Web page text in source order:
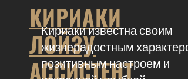
КИРИАКИ
ЛОЙЗУ
АССИСТЕНТ
Кириаки известна своим
жизнерадостным
позитивным настроем и